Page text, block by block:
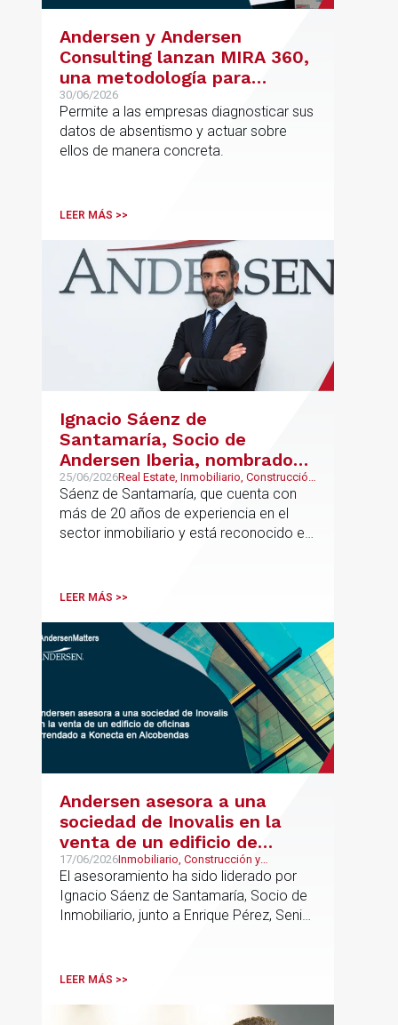
Andersen y Andersen
Consulting lanzan MIRA 360,
una metodología para
reducir el absentismo de
forma estructurada y
sostenible
30/06/2026
Permite a las empresas diagnosticar sus
datos de absentismo y actuar sobre
ellos de manera concreta.
LEER MÁS >>
Ignacio Sáenz de
Santamaría, Socio de
Andersen Iberia, nombrado
director europeo de
Inmobiliario de Andersen
25/06/2026Real Estate, Inmobiliario, Construcción
y Urbanismo
Sáenz de Santamaría, que cuenta con
más de 20 años de experiencia en el
sector inmobiliario y está reconocido en
codirigirá el EU Real Estate Industry
UK.
LEER MÁS >>
Andersen asesora a una
sociedad de Inovalis en la
venta de un edificio de
oficinas arrendado a Konecta
en Alcobendas
17/06/2026Inmobiliario, Construcción y
Urbanismo, Real Estate
El asesoramiento ha sido liderado por
Ignacio Sáenz de Santamaría, Socio de
Inmobiliario, junto a Enrique Pérez, Senior
LEER MÁS >>